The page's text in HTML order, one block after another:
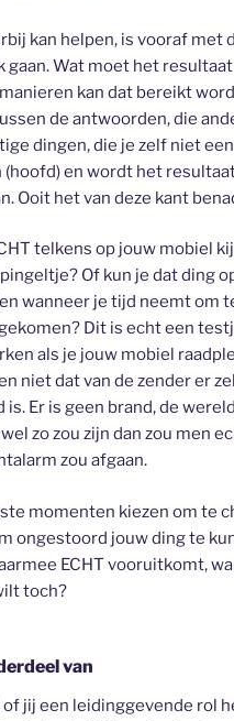
kan helpen, is vooraf met
gaan. Wat moet het resultaat
kan dat bereikt
de antwoorden, die
dingen, die je zelf niet
(hoofd) en wordt het
Ooit het van deze kant
telkens op jouw mobiel
Of kun je dat ding
wanneer je tijd neemt om
Dit is echt een
als je jouw mobiel
niet dat van de zender er
is. Er is geen brand, de
zo zou zijn dan zou men
zou afgaan.
momenten kiezen om te
ongestoord jouw ding te
ECHT vooruitkomt,
toch?
van
of jij een leidinggevende rol